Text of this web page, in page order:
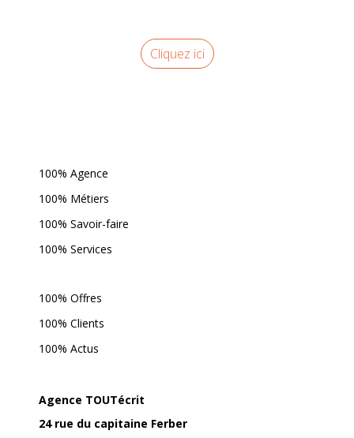
Cliquez ici
100% Agence
100% Métiers
100% Savoir-faire
100% Services
100% Offres
100% Clients
100% Actus
Agence TOUTécrit
24 rue du capitaine Ferber